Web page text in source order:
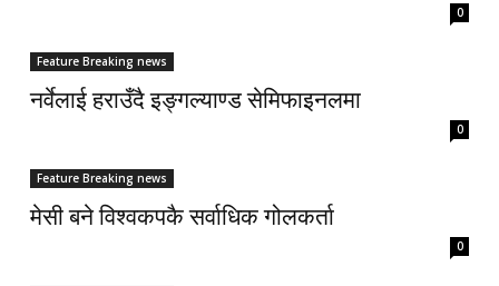
0
Feature Breaking news
नर्वेलाई हराउँदै इङ्गल्याण्ड सेमिफाइनलमा
0
Feature Breaking news
मेसी बने विश्वकपकै सर्वाधिक गोलकर्ता
0